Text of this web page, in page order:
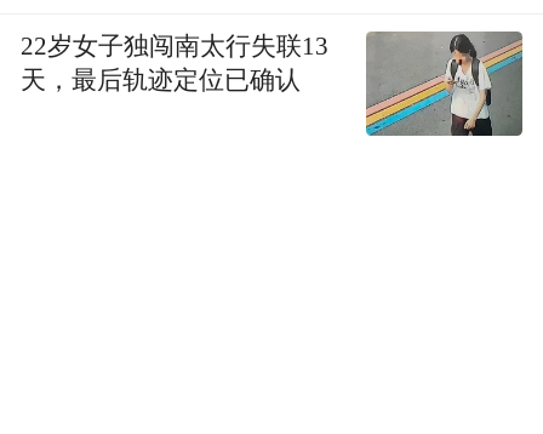
22岁女子独闯南太行失联13
天，最后轨迹定位已确认